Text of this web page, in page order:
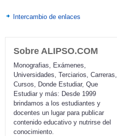
Intercambio de enlaces
Sobre ALIPSO.COM
Monografias, Exámenes,
Universidades, Terciarios, Carreras,
Cursos, Donde Estudiar, Que
Estudiar y más: Desde 1999
brindamos a los estudiantes y
docentes un lugar para publicar
contenido educativo y nutrirse del
conocimiento.